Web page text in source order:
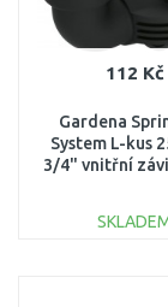
112 Kč
Gardena
System L-kus
3/4" vnitřní